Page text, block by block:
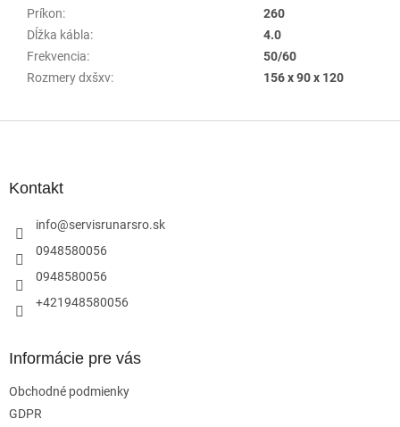
Príkon:
260
Dĺžka kábla:
4.0
Frekvencia:
50/60
Rozmery dxšxv: 156 x 90 x 120
Kontakt
info@servisrunarsro.sk
0948580056
0948580056
+421948580056
Informácie pre vás
Obchodné podmienky
GDPR